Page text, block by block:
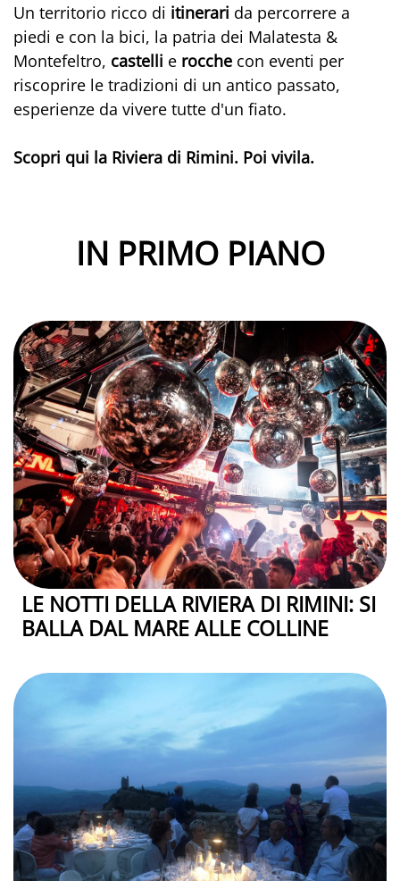
Un territorio ricco di itinerari da percorrere a
piedi e con la bici, la patria dei Malatesta &
Montefeltro, castelli e rocche con eventi per
riscoprire le tradizioni di un antico passato,
esperienze da vivere tutte d'un fiato.
Scopri qui la Riviera di Rimini. Poi vivila.
IN PRIMO PIANO
LE NOTTI DELLA RIVIERA DI RIMINI: SI
BALLA DAL MARE ALLE COLLINE